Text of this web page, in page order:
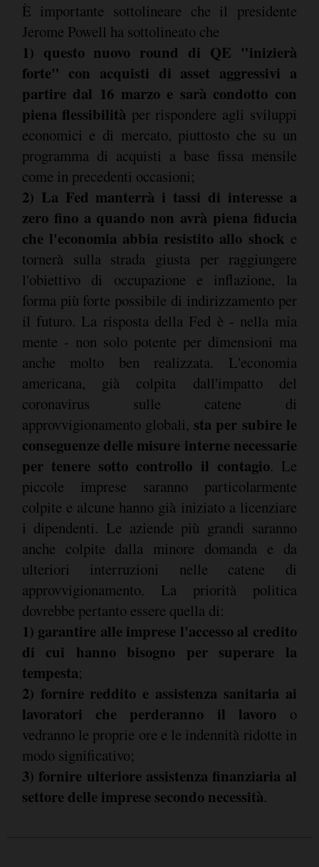
È importante sottolineare che il presidente
Jerome Powell ha sottolineato che
1) questo nuovo round di QE "inizierà
forte" con acquisti di asset aggressivi a
partire dal 16 marzo e sarà condotto con
piena flessibilità per rispondere agli sviluppi
economici e di mercato, piuttosto che su un
programma di acquisti a base fissa mensile
come in precedenti occasioni;
2) La Fed manterrà i tassi di interesse a
zero fino a quando non avrà piena fiducia
che l'economia abbia resistito allo shock e
tornerà sulla strada giusta per raggiungere
l'obiettivo di occupazione e inflazione, la
forma più forte possibile di indirizzamento per
il futuro. La risposta della Fed è - nella mia
mente - non solo potente per dimensioni ma
anche molto ben realizzata. L'economia
americana, già colpita dall'impatto del
coronavirus sulle catene di
approvvigionamento globali, sta per subire le
conseguenze delle misure interne necessarie
per tenere sotto controllo il contagio. Le
piccole imprese saranno particolarmente
colpite e alcune hanno già iniziato a licenziare
i dipendenti. Le aziende più grandi saranno
anche colpite dalla minore domanda e da
ulteriori interruzioni nelle catene di
approvvigionamento. La priorità politica
dovrebbe pertanto essere quella di:
1) garantire alle imprese l'accesso al credito
di cui hanno bisogno per superare la
tempesta;
2) fornire reddito e assistenza sanitaria ai
lavoratori che perderanno il lavoroo
vedranno le proprie ore e le indennità ridotte in
modo significativo;
3) fornire ulteriore assistenza finanziaria al
settore delle imprese secondo necessità.